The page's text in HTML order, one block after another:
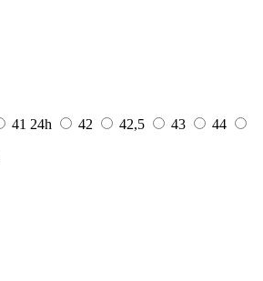
41 24h 42 42,5 43
44